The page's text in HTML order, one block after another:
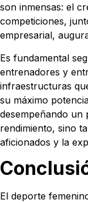
son inmensas: el
competiciones,
empresarial,
Es fundamental
entrenadores y
infraestructuras
su máximo
desempeñando un
rendimiento, sino
aficionados y la
El deporte